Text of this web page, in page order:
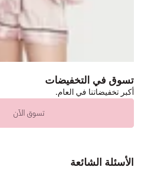
تسوق في التخفيضات
أكبر تخفيضاتنا في العام.
تسوق الآن
الأسئلة الشائعة